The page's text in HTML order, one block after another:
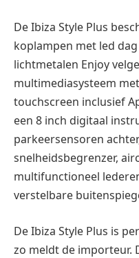
De Ibiza Style Plus
koplampen met led
lichtmetalen Enjoy
multimediasysteem
touchscreen inclusief
een 8 inch digitaal
parkeersensoren
snelheidsbegrenzer,
multifunctioneel
verstelbare
De Ibiza Style Plus is
zo meldt de importeur.